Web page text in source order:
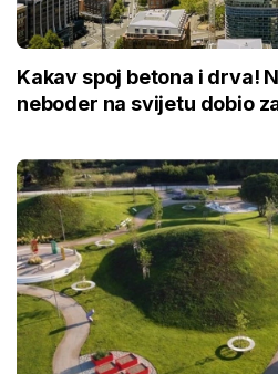
Kakav spoj betona i drva!
neboder na svijetu dobio